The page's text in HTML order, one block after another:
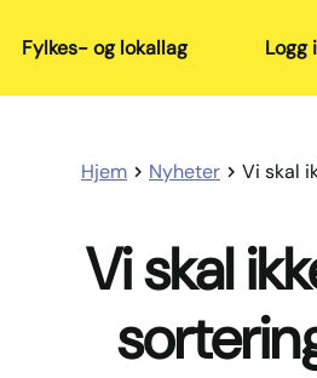
Fylkes- og lokallag Logg
Hjem Nyheter Vi skal
Vi skal